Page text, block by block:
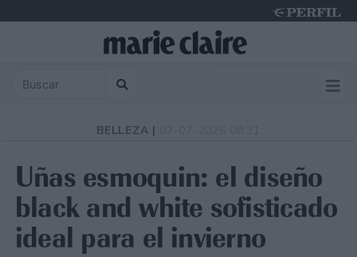
BELLEZA |
Uñas esmoquin: el diseño
black and white sofisticado
ideal para el invierno